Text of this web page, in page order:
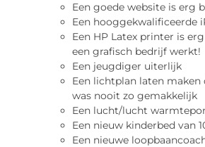
Een goede website is erg
Een hooggekwalificeerde
Een HP Latex printer is
een grafisch bedrijf werkt!
Een jeugdiger uiterlijk
Een lichtplan laten
was nooit zo gemakkelijk
Een lucht/lucht
Een nieuw kinderbed van
Een nieuwe